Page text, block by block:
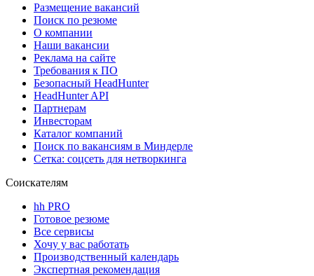
Размещение вакансий
Поиск по резюме
О компании
Наши вакансии
Реклама на сайте
Требования к ПО
Безопасный HeadHunter
HeadHunter API
Партнерам
Инвесторам
Каталог компаний
Поиск по вакансиям в Миндерле
Сетка: соцсеть для нетворкинга
Соискателям
hh PRO
Готовое резюме
Все сервисы
Хочу у вас работать
Производственный календарь
Экспертная рекомендация